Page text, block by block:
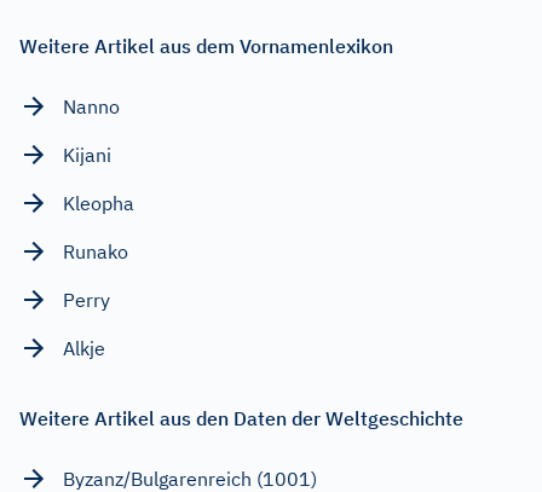
Weitere Artikel aus dem Vornamenlexikon
Nanno
Kijani
Kleopha
Runako
Perry
Alkje
Weitere Artikel aus den Daten der Weltgeschichte
Byzanz/Bulgarenreich (1001)